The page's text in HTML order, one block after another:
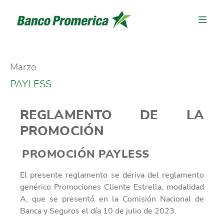
Marzo
PAYLESS
REGLAMENTO DE LA
PROMOCIÓN
PROMOCIÓN PAYLESS
El presente reglamento se deriva del reglamento
genérico Promociones Cliente Estrella, modalidad
A, que se presentó en la Comisión Nacional de
Banca y Seguros el día 10 de julio de 2023.